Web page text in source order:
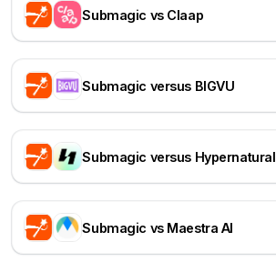
Submagic vs Claap
Submagic versus BIGVU
Submagic versus Hypernatural
Submagic vs Maestra AI